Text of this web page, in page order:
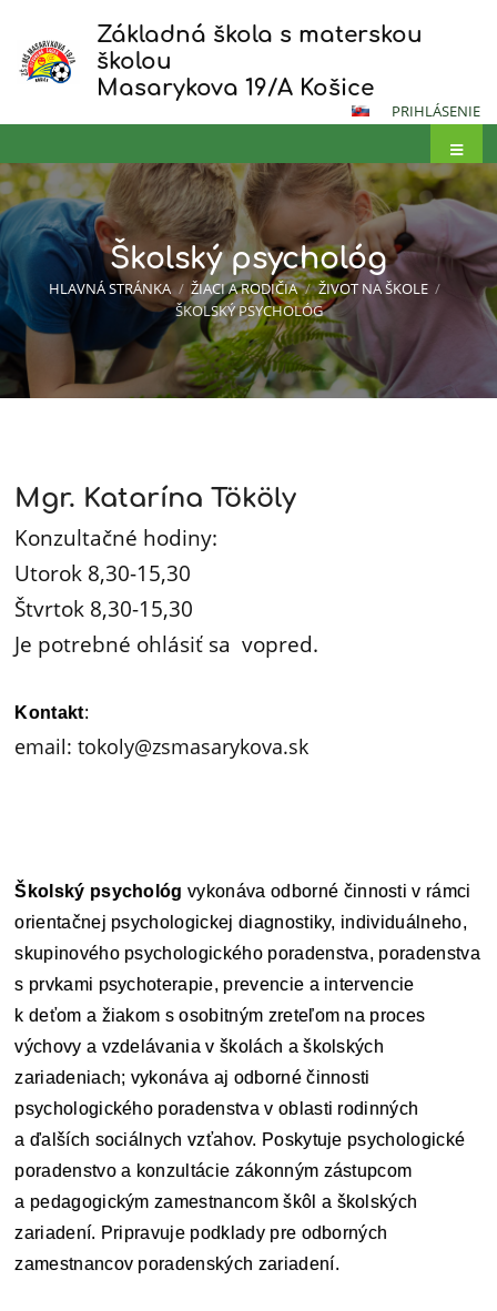
Základná škola s materskou
školou
Masarykova 19/A Košice
PRIHLÁSENIE
Školský psychológ
HLAVNÁ STRÁNKA / ŽIACI A RODIČIA / ŽIVOT NA ŠKOLE /
ŠKOLSKÝ PSYCHOLÓG
psychológ
Mgr. Katarína Tököly
Konzultačné hodiny:
Utorok 8,30-15,30
Štvrtok 8,30-15,30
Je potrebné ohlásiť sa vopred.
Kontakt:
email: tokoly@zsmasarykova.sk
Školský psychológ vykonáva odborné činnosti v rámci
orientačnej psychologickej diagnostiky, individuálneho,
skupinového psychologického poradenstva, poradenstva
s prvkami psychoterapie, prevencie a intervencie
k deťom a žiakom s osobitným zreteľom na proces
výchovy a vzdelávania v školách a školských
zariadeniach; vykonáva aj odborné činnosti
psychologického poradenstva v oblasti rodinných
a ďalších sociálnych vzťahov. Poskytuje psychologické
poradenstvo a konzultácie zákonným zástupcom
a pedagogickým zamestnancom škôl a školských
zariadení. Pripravuje podklady pre odborných
zamestnancov poradenských zariadení.